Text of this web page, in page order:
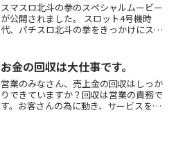
スマスロ北斗の拳のスペシャルムービー
が公開されました。 スロット4号機時
代、パチスロ北斗の拳をきっかけにスロ
トルボーナス継続に一喜一憂したもので
す。 初代完全復活ということから、実機
導入がとても楽しみですね。
お金の回収は大仕事です。
営業のみなさん、売上金の回収はしっか
りできていますか？回収は営業の責務で
す。お客さんの為に動き、サービスを提